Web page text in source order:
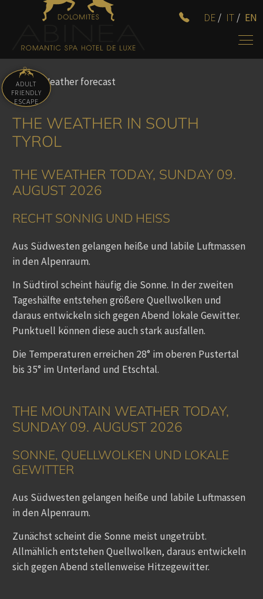
DE/ IT/ EN
ADULT
FRIENDLY
ESCAPE
Home / Weather forecast
THE WEATHER IN SOUTH
TYROL
THE WEATHER TODAY, SUNDAY 09.
AUGUST 2026
RECHT SONNIG UND HEISS
Aus Südwesten gelangen heiße und labile Luftmassen
in den Alpenraum.
In Südtirol scheint häufig die Sonne. In der zweiten
Tageshälfte entstehen größere Quellwolken und
daraus entwickeln sich gegen Abend lokale Gewitter.
Punktuell können diese auch stark ausfallen.
Die Temperaturen erreichen 28° im oberen Pustertal
bis 35° im Unterland und Etschtal.
THE MOUNTAIN WEATHER TODAY,
SUNDAY 09. AUGUST 2026
SONNE, QUELLWOLKEN UND LOKALE
GEWITTER
Aus Südwesten gelangen heiße und labile Luftmassen
in den Alpenraum.
Zunächst scheint die Sonne meist ungetrübt.
Allmählich entstehen Quellwolken, daraus entwickeln
sich gegen Abend stellenweise Hitzegewitter.